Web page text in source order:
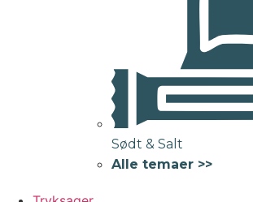
Sødt & Salt
Alle temaer >>